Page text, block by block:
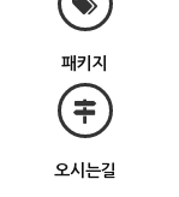
패키지
오시는길